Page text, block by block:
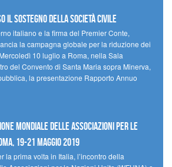
il sostegno della società civile
italiano e la firma del Premier Conte,
la campagna globale per la riduzione dei
10 luglio a Roma, nella Sala
del Convento di Santa Maria sopra Minerva,
la presentazione Rapporto Annuo
Mondiale delle Associazioni per le
19-21 maggio 2019
la prima volta in Italia, l’incontro della